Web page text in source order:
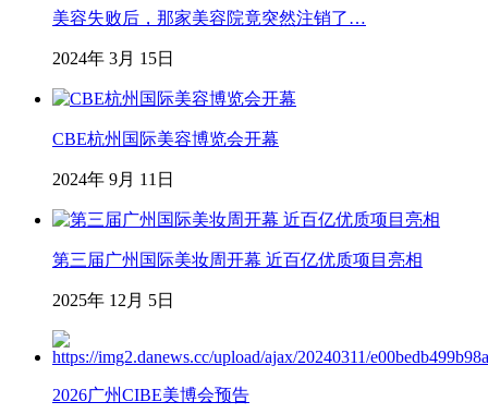
美容失败后，那家美容院竟突然注销了…
2024年 3月 15日
CBE杭州国际美容博览会开幕
2024年 9月 11日
第三届广州国际美妆周开幕 近百亿优质项目亮相
2025年 12月 5日
2026广州CIBE美博会预告